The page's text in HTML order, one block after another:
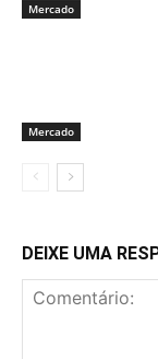
Mercado
Mercado
DEIXE UMA